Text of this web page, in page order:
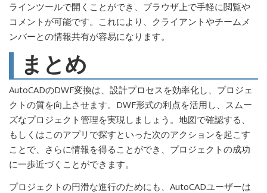
ラインツールで開くことができ、ブラウザ上で手軽に閲覧や
コメントが可能です。これにより、クライアントやチームメ
ンバーとの情報共有が容易になります。
まとめ
AutoCADのDWF変換は、設計プロセスを効率化し、プロジェ
クトの質を向上させます。DWF形式の利点を活用し、スムー
ズなプロジェクト管理を実現しましょう。地図で確認する、
もしくはこのアプリで探すといった次のアクションを起こす
ことで、さらに情報を得ることができ、プロジェクトの成功
に一歩近づくことができます。
プロジェクトの円滑な進行のためにも、AutoCADユーザーは